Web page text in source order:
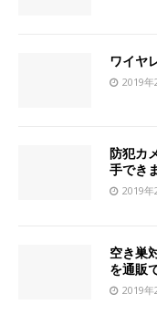
ワイヤ
2019年
防犯カ
手でき
2019年
空き巣
を通販
2019年